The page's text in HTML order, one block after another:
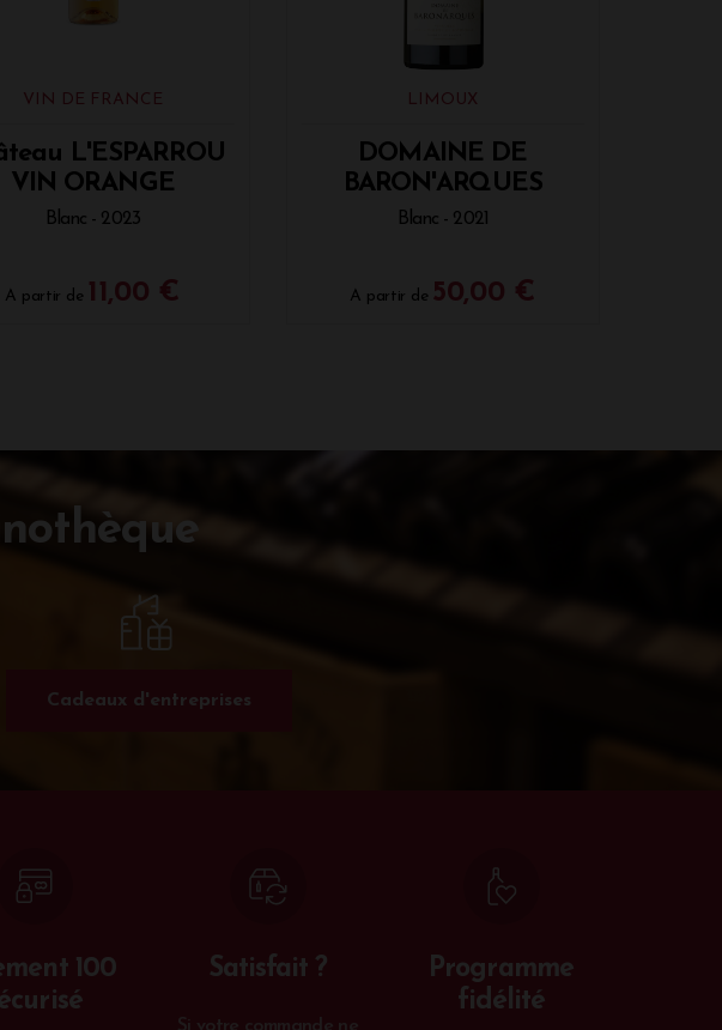
VIN DE FRANCE
L'ESPARROU
VIN ORANGE
Blanc - 2023
A partir de 11,00 €
LIMOUX
DOMAINE DE
BARON'ARQUES
Blanc - 2021
A partir de 50,00 €
Cadeaux d'entreprises
100
Satisfait ?
Programme
fidélité